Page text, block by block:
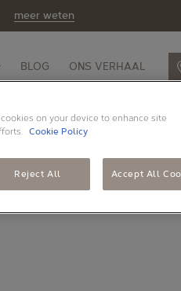
meer weten
BLOG ONS VERHAAL
on your device to enhance site
Cookie Policy
Reject All Accept All